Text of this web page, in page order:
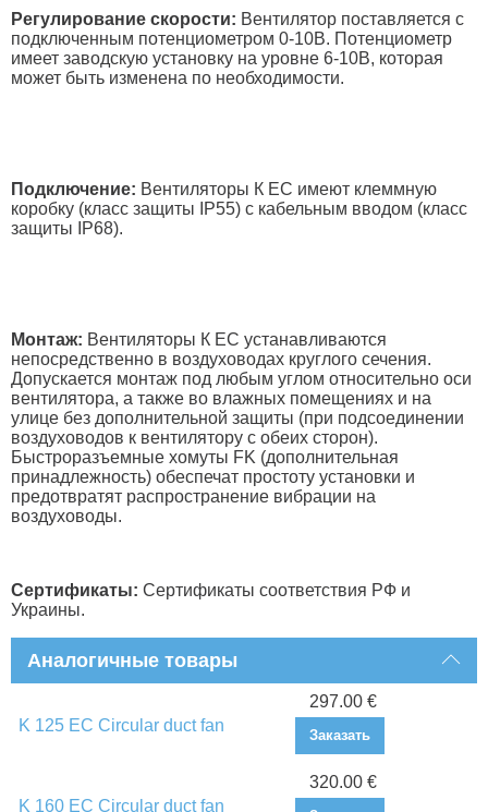
Регулирование скорости: Вентилятор поставляется с
подключенным потенциометром 0-10В. Потенциометр
имеет заводскую установку на уровне 6-10В, которая
может быть изменена по необходимости.
Подключение: Вентиляторы К EC имеют клеммную
коробку (класс защиты IP55) с кабельным вводом (класс
защиты IP68).
Монтаж: Вентиляторы К EC устанавливаются
непосредственно в воздуховодах круглого сечения.
Допускается монтаж под любым углом относительно оси
вентилятора, а также во влажных помещениях и на
улице без дополнительной защиты (при подсоединении
воздуховодов к вентилятору с обеих сторон).
Быстроразъемные хомуты FK (дополнительная
принадлежность) обеспечат простоту установки и
предотвратят распространение вибрации на
воздуховоды.
Сертификаты: Сертификаты соответствия РФ и
Украины.
Аналогичные товары
K 125 EC Circular duct fan
297.00 €
Заказать
K 160 EC Circular duct fan
320.00 €